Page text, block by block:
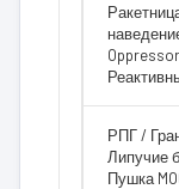
РПГ /
Липучие
Пушка